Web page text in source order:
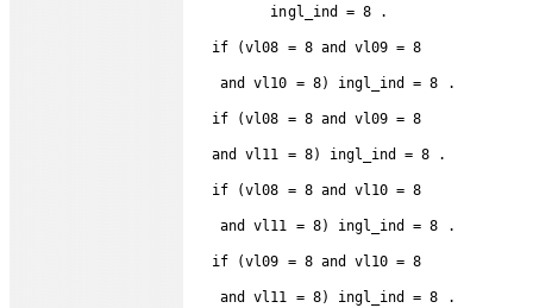
         ingl_ind = 8 .
  if (vl08 = 8 and vl09 = 8
   and vl10 = 8) ingl_ind = 8 .
  if (vl08 = 8 and vl09 = 8
  and vl11 = 8) ingl_ind = 8 .
  if (vl08 = 8 and vl10 = 8
   and vl11 = 8) ingl_ind = 8 .
  if (vl09 = 8 and vl10 = 8
   and vl11 = 8) ingl_ind = 8 .